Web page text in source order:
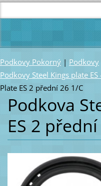
Podkovy Pokorný | Podkovy
Podkovy Steel Kings plate
Plate ES 2 přední 26 1/C
Podkova
ES 2